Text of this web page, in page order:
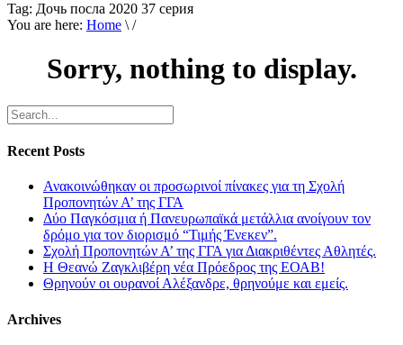
Tag: Дочь посла 2020 37 серия
You are here: Home \ /
Sorry, nothing to display.
Recent Posts
Ανακοινώθηκαν οι προσωρινοί πίνακες για τη Σχολή
Προπονητών Α’ της ΓΓΑ
Δύο Παγκόσμια ή Πανευρωπαϊκά μετάλλια ανοίγουν τον
δρόμο για τον διορισμό “Τιμής Ένεκεν”.
Σχολή Προπονητών Α’ της ΓΓΑ για Διακριθέντες Αθλητές.
Η Θεανώ Ζαγκλιβέρη νέα Πρόεδρος της ΕΟΑΒ!
Θρηνούν οι ουρανοί Αλέξανδρε, θρηνούμε και εμείς.
Archives